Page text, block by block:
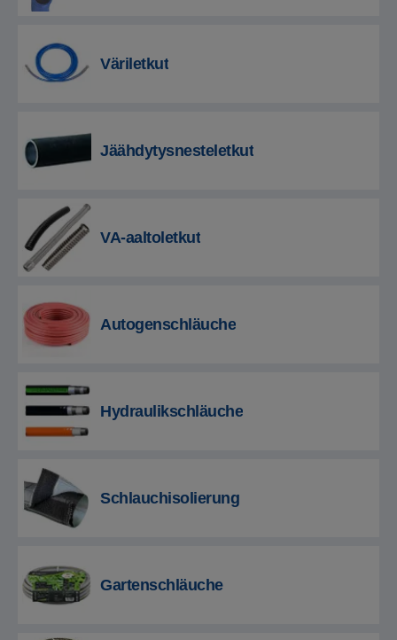
Väriletkut
Jäähdytysnesteletkut
VA-aaltoletkut
Autogenschläuche
Hydraulikschläuche
Schlauchisolierung
Gartenschläuche